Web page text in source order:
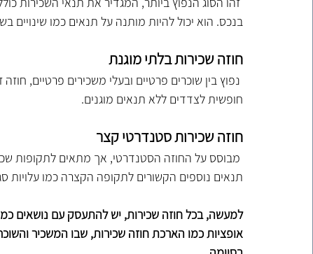
בנכס. הוא יכול להיות מותנה על תנאים כמו שינויים
חוזה שכירות בלתי מוגנת
נפוץ בין שוכרים פרטיים ובעלי משכירים פרטיים,
חופשית לצדדים ללא תנאים מוגנים.
חוזה שכירות סטנדרטי קצר
מבוסס על החוזה הסטנדרטי, אך מתאים לתקופות
תנאים נוספים הקשורים לתקופה הקצרה כמו עלויות
למעשה, בכל חוזה שכירות, יש להתעסק עם נושאים
אופציות כמו הארכת חוזה שכירות, שבו המשכיר